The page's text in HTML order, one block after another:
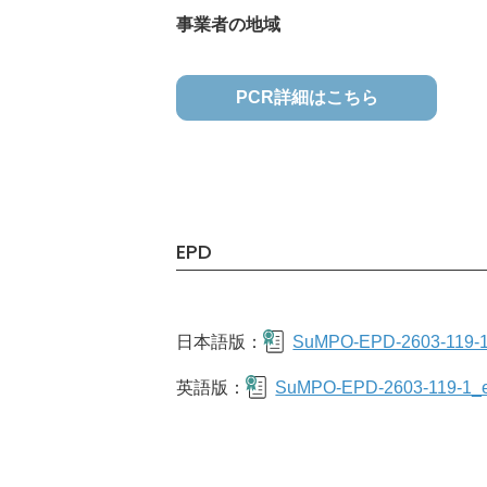
事業者の地域
PCR詳細はこちら
EPD
日本語版： SuMPO-EPD-2603-119-
英語版： SuMPO-EPD-2603-119-